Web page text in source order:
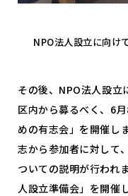
NPO法人設立に向け
その後、NPO法人設立
区内から募るべく、6
めの有志会」を開催し
志から参加者に対して
ついての説明が行われ
人設立準備会」を開催